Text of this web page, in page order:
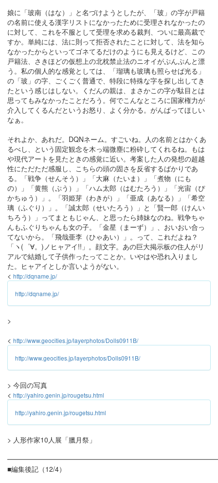
娘に「玻南（はな）」と名づけようとしたが、「玻」の字が戸籍
の名前に使える漢字リストになかったために受理されなかったの
に対して、これを不服として受理を求める裁判、ついに最高裁で
すか。単純には、法に則って拒否されたことに対して、法を知ら
なかったからといってゴネてるだけのようにも見えるけど、この
戸籍法、さきほどの仮想上の北枕禁止法のニオイがぷんぷんと漂
う。私の個人的な感覚としては、「瑠璃も玻璃も照らせば光る」
の「玻」の字、ごくごく普通で、特段に特殊な字を探し出してき
たという感じはしない。くだんの親は、まさかこの字が駄目とは
思ってもみなかったことだろう。何でこんなところに国家権力が
介入してくるんだというお怒り、よく分かる。がんばってほしい
なぁ。
それよか、あれだ。DQNネーム。すごいね。人の名前とはかくあ
るべし、という固定観念を木っ端微塵に粉砕してくれるね。もは
や現代アートを見たときの感覚に近い。考案した人の発想の超越
性にただただ感服し、こちらの頭の固さを反省するばかりであ
る。「戦争（せんそう）」「大麻（たいま）」「煮物（にも
の）」「黄熊（ぷう）」「ハム太郎（はむたろう）」「光宙（ぴ
かちゅう）」。「羽姫芽（わきが）」「亜成（あなる）」「希空
璃（ふぐり）」。「誠太郎（せいたろう）」と「賢一郎（けんい
ちろう）」ってまともじゃん、と思ったら姉妹なのね。戦争ちゃ
んもふぐりちゃんも女の子。「金星（まーず）」、おいおい合っ
てないから。「飛哉亜李（ひゃあい）」。って、これだよね？
「ヽ(゜∀。)ノヒャアイ!!」。顔文字。あの巨大掲示板の住人がリ
アルで結婚して子供作ったってことか。いやはや恐れ入りまし
た。ヒャアイとしか言いようがない。
< http://dqname.jp/
http://dqname.jp/
>
< http://www.geocities.jp/layerphotos/Dolls0911B/
http://www.geocities.jp/layerphotos/Dolls0911B/
> 今回の写真
< http://yahiro.genin.jp/rougetsu.html
http://yahiro.genin.jp/rougetsu.html
> 人形作家10人展「臘月祭」
■編集後記（12/4）